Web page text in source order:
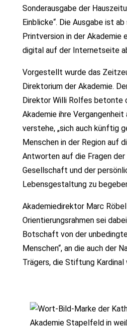
Sonderausgabe der
Einblicke“. Die Ausgabe ist
Printversion in der Akademie
digital auf der Internetseite
Vorgestellt wurde das
Direktorium der Akademie.
Direktor Willi Rolfes betonte
Akademie ihre Vergangenheit
verstehe, „sich auch künftig
Menschen in der Region auf
Antworten auf die Fragen
Gesellschaft und der
Lebensgestaltung zu
Akademiedirektor Marc
Orientierungsrahmen sei
Botschaft von der
Menschen“, an die auch der
Trägers, die Stiftung Kardinal